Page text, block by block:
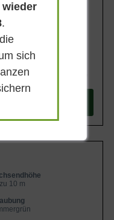
Lieferbar
10 m
wieder
.
sich